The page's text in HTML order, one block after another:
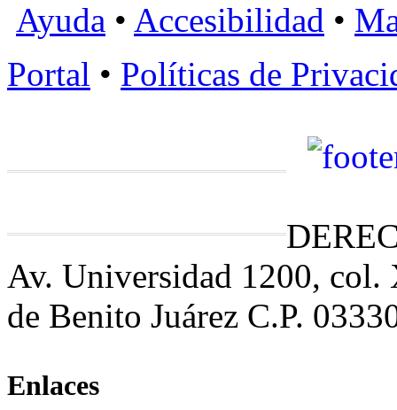
Ayuda • Accesibilidad •
Portal • Políticas de
Av. Universidad 1200,
de Benito Juárez C.P.
Enlaces